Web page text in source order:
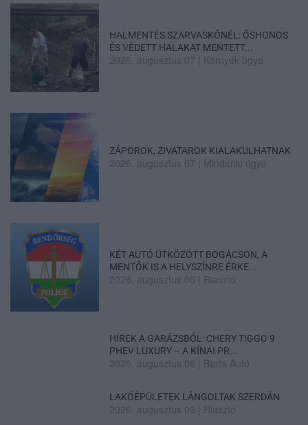
HALMENTÉS SZARVASKŐNÉL: ŐSHONOS
ÉS VÉDETT HALAKAT MENTETT...
2026. augusztus 07 Környék ügye
ZÁPOROK, ZIVATAROK KIALAKULHATNAK
2026. augusztus 07 Mindenki ügye
KÉT AUTÓ ÜTKÖZÖTT BOGÁCSON, A
MENTŐK IS A HELYSZÍNRE ÉRKE...
2026. augusztus 06 Riasztó
HÍREK A GARÁZSBÓL: CHERY TIGGO 9
PHEV LUXURY – A KÍNAI PR...
2026. augusztus 06 Barta Autó
LAKÓÉPÜLETEK LÁNGOLTAK SZERDÁN
2026. augusztus 06 Riasztó